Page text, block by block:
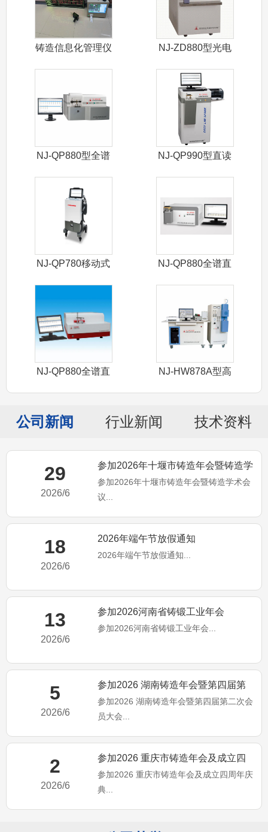
铸造信息化管理仪
NJ-ZD880型光电
NJ-QP880型全谱
NJ-QP990型直读
NJ-QP780移动式
NJ-QP880全谱直
NJ-QP880全谱直
NJ-HW878A型高
公司新闻 行业新闻 技术资料
29
2026/6
参加2026年十堰市铸造年会暨铸造学
术会议
参加2026年十堰市铸造年会暨铸造学术会
议...
18
2026/6
2026年端午节放假通知
2026年端午节放假通知...
13
2026/6
参加2026河南省铸锻工业年会
参加2026河南省铸锻工业年会...
5
2026/6
参加2026 湖南铸造年会暨第四届第
二次会员大会
参加2026 湖南铸造年会暨第四届第二次会
员大会...
2
2026/6
参加2026 重庆市铸造年会及成立四
周年庆典
参加2026 重庆市铸造年会及成立四周年庆
典...